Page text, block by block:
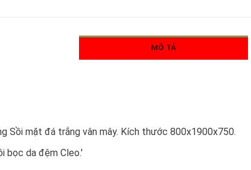
MÔ TẢ
Sồi mặt đá trắng vân mây. Kích thước 800x1900x750.
bọc da đệm Cleo.'